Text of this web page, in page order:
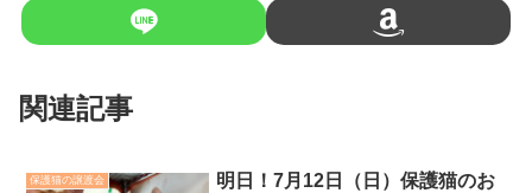
関連記事
保護猫の譲渡会
明日！7月12日（日）保護猫のお